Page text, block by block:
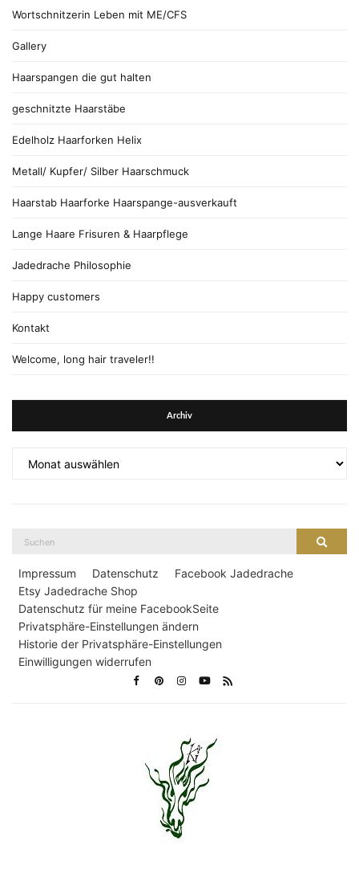
Wortschnitzerin Leben mit ME/CFS
Gallery
Haarspangen die gut halten
geschnitzte Haarstäbe
Edelholz Haarforken Helix
Metall/ Kupfer/ Silber Haarschmuck
Haarstab Haarforke Haarspange-ausverkauft
Lange Haare Frisuren & Haarpflege
Jadedrache Philosophie
Happy customers
Kontakt
Welcome, long hair traveler!!
Archiv
Impressum Datenschutz
Facebook Jadedrache
Etsy Jadedrache Shop
Datenschutz für meine FacebookSeite
Privatsphäre-Einstellungen ändern
Historie der Privatsphäre-Einstellungen
Einwilligungen widerrufen